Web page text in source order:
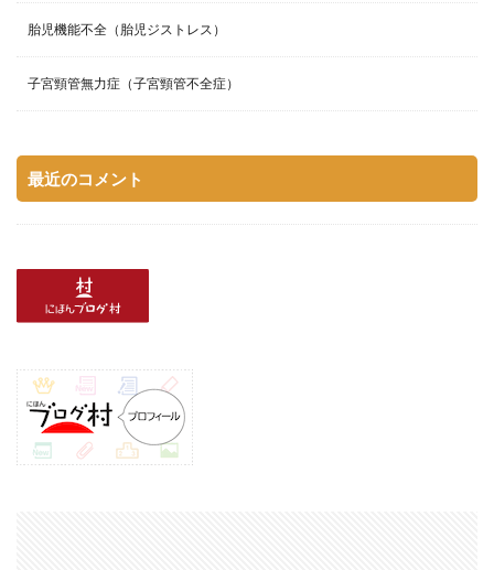
胎児機能不全（胎児ジストレス）
子宮頸管無力症（子宮頸管不全症）
最近のコメント